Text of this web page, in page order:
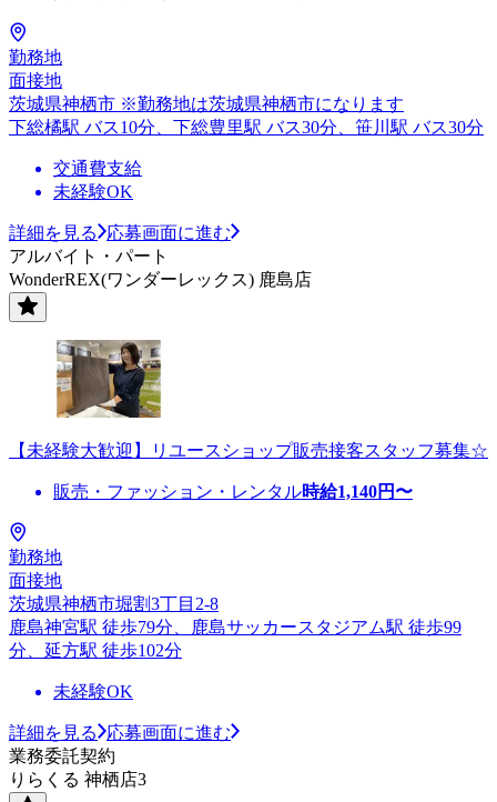
勤務地
面接地
茨城県神栖市 ※勤務地は茨城県神栖市になります
下総橘駅 バス10分、下総豊里駅 バス30分、笹川駅 バス30分
交通費支給
未経験OK
詳細を見る
応募画面に進む
アルバイト・パート
WonderREX(ワンダーレックス) 鹿島店
【未経験大歓迎】リユースショップ販売接客スタッフ募集☆
販売・ファッション・レンタル時給1,140円〜
勤務地
面接地
茨城県神栖市堀割3丁目2-8
鹿島神宮駅 徒歩79分、鹿島サッカースタジアム駅 徒歩99
分、延方駅 徒歩102分
未経験OK
詳細を見る
応募画面に進む
業務委託契約
りらくる 神栖店3